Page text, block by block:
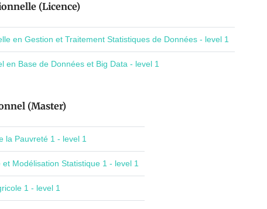
(Licence)
en Gestion et Traitement Statistiques de Données - level 1
en Base de Données et Big Data - level 1
(Master)
la Pauvreté 1 - level 1
Modélisation Statistique 1 - level 1
1 - level 1